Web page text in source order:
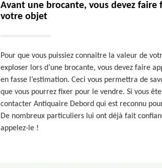
Avant une brocante, vous devez faire
votre objet
Pour que vous puissiez connaitre la valeur de
exploser lors d’une brocante, vous devez faire
en fasse l’estimation. Ceci vous permettra de
que vous pourrez fixer pour le vendre. Si vous
contacter Antiquaire Debord qui est reconnu
De nombreux particuliers lui ont déjà fait
appelez-le !